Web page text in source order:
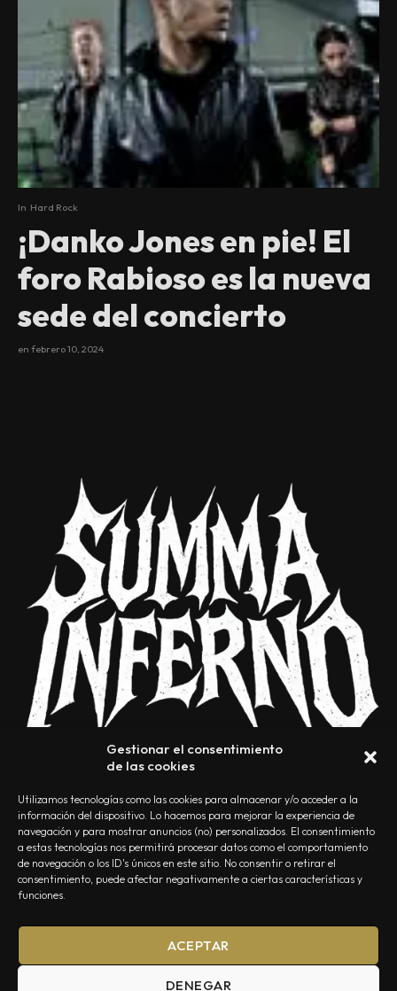
Gestionar el consentimiento
de las cookies
Utilizamos tecnologías como las cookies para almacenar y/o acceder a la
información del dispositivo. Lo hacemos para mejorar la experiencia de
navegación y para mostrar anuncios (no) personalizados. El consentimiento
a estas tecnologías nos permitirá procesar datos como el comportamiento
de navegación o los ID's únicos en este sitio. No consentir o retirar el
consentimiento, puede afectar negativamente a ciertas características y
funciones.
ACEPTAR
DENEGAR
In Hard Rock
¡Danko Jones en pie! El
foro Rabioso es la nueva
sede del concierto
en febrero 10, 2024
NOSOTROS CONTACTO EDITORIAL POLÍTICA DE PRIVACIDAD